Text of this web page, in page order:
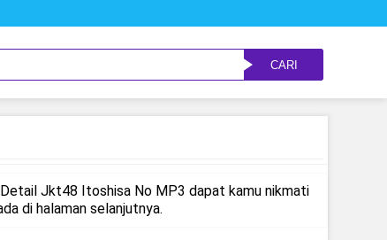
CARI
Jkt48 Itoshisa No MP3 dapat kamu nikmati
di halaman selanjutnya.